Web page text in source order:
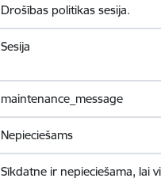
Drošības politikas sesija.
Sesija
maintenance_message
Nepieciešams
Sīkdatne ir nepieciešama, lai